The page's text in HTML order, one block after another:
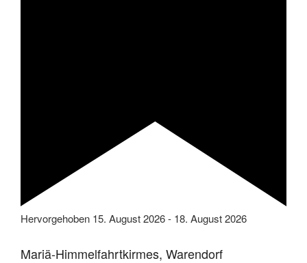
Hervorgehoben 15. August 2026- 18. August 2026
Mariä-Himmelfahrtkirmes, Warendorf